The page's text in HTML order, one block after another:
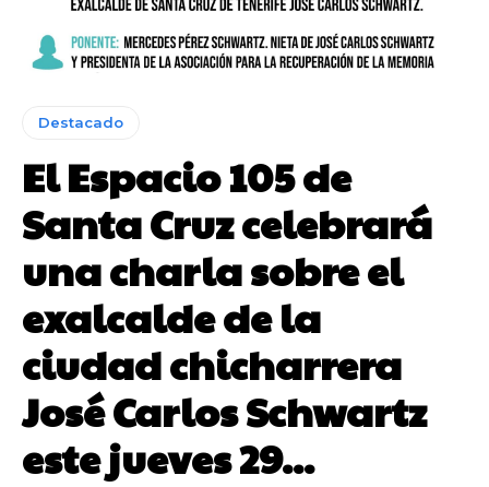
Destacado
El Espacio 105 de
Santa Cruz celebrará
una charla sobre el
exalcalde de la
ciudad chicharrera
José Carlos Schwartz
este jueves 29...